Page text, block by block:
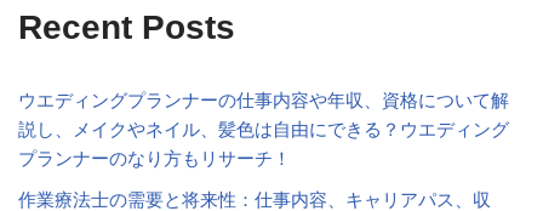
Recent Posts
ウエディングプランナーの仕事内容や年収、資格について解
説し、メイクやネイル、髪色は自由にできる？ウエディング
プランナーのなり方もリサーチ！
作業療法士の需要と将来性：仕事内容、キャリアパス、収